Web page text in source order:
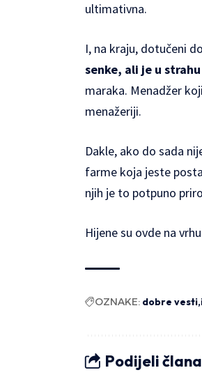
ultimativna.
I, na kraju, dotučeni
senke, ali je u
maraka. Menadžer
menažeriji.
Dakle, ako do sada
farme koja jeste
njih je to potpuno
Hijene su ovde na
OZNAKE: dobre vesti
Podijeli